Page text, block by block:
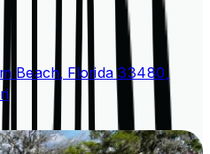
Beach, Florida 33480,